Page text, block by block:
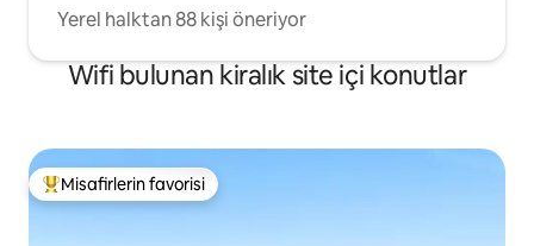
Yerel halktan 88 kişi öneriyor
Wifi bulunan kiralık site içi konutlar
Misafirlerin favorilerinden en beğenilenler arasında
Misafirlerin favorisi